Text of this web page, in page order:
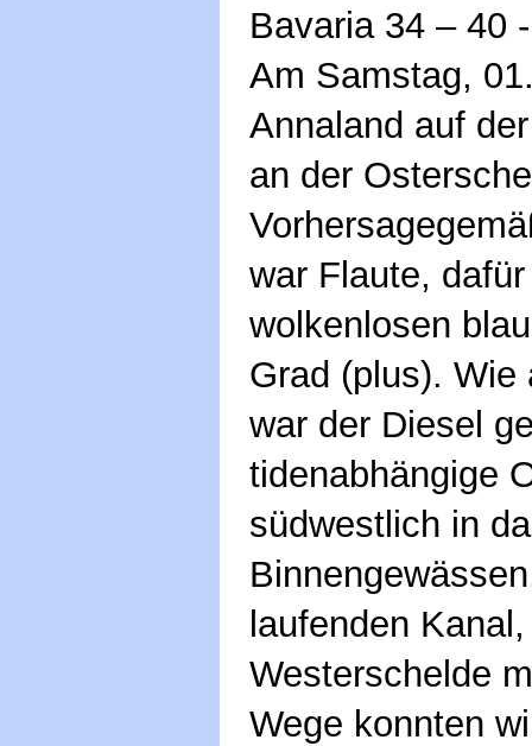
Bavaria 34 – 40
Am Samstag,
Annaland auf
an der
war Flaute,
wolkenlosen
Grad (plus). Wie
war der Diesel
tidenabhängige
südwestlich in
laufenden
Westerschelde
Wege konnten